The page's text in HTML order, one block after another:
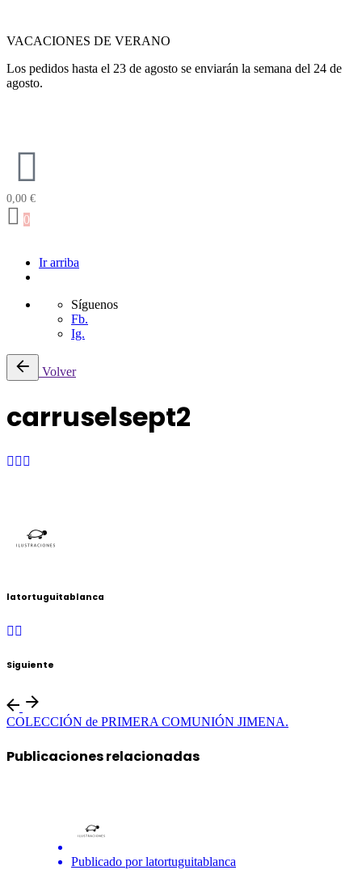
VACACIONES DE VERANO
Los pedidos hasta el 23 de agosto se enviarán la semana del 24 de
agosto.
0,00 €
0
Ir arriba
Síguenos
Fb.
Ig.
Volver
carruselsept2
latortuguitablanca
Siguiente
COLECCIÓN de PRIMERA COMUNIÓN JIMENA.
Publicaciones relacionadas
Publicado por latortuguitablanca